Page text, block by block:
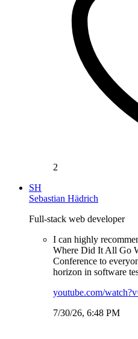
2
SH
Sebastian Hädrich
Full-stack web developer
I can highly
Where Did It All Go
Conference to
horizon in software
youtube.com/
7/30/26, 6:48 PM